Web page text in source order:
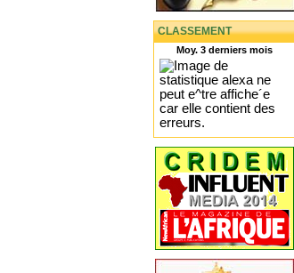
CLASSEMENT
Moy. 3 derniers mois